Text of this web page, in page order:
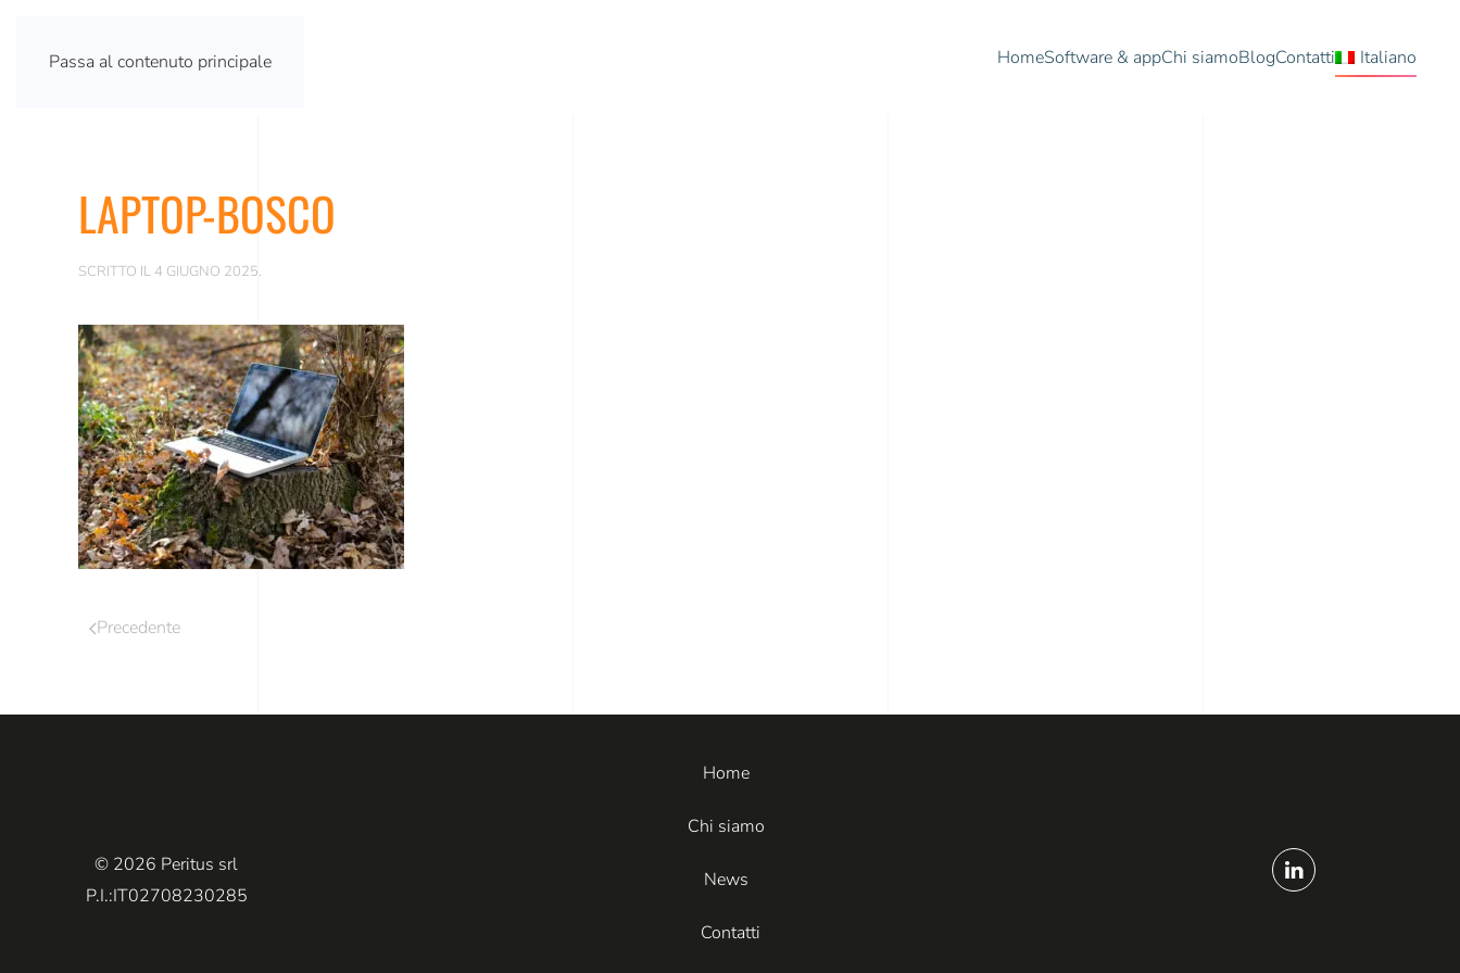
Passa al contenuto principale HomeSoftware & appChi siamoBlogContatti Italiano
LAPTOP-BOSCO
SCRITTO IL 4 GIUGNO 2025.
Precedente
© 2026 Peritus srl
P.I.:IT02708230285
Home
Chi siamo
News
Contatti